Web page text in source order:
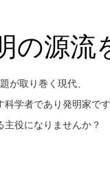
の源流
が取り巻く現代、
学者であり発明家です
役になりませんか？